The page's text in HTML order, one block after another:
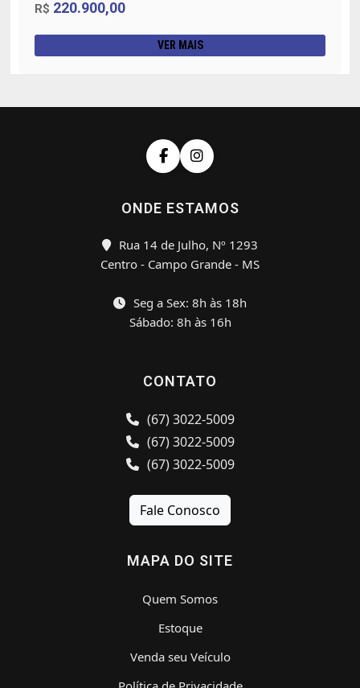
R$ 220.900,00
VER MAIS
ONDE ESTAMOS
Rua 14 de Julho, Nº 1293
Centro - Campo Grande - MS
Seg a Sex: 8h às 18h
Sábado: 8h às 16h
CONTATO
(67) 3022-5009
(67) 3022-5009
(67) 3022-5009
Fale Conosco
MAPA DO SITE
Quem Somos
Estoque
Venda seu Veículo